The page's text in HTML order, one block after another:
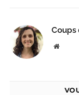
Coups
Website